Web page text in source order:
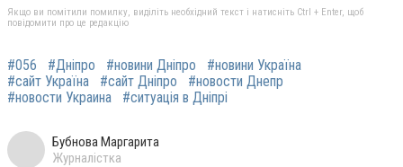
Якщо ви помітили помилку, виділіть необхідний текст і натисніть Ctrl + Enter, щоб
повідомити про це редакцію
#056 #Дніпро #новини Дніпро
#новини Україна
#сайт Україна
#сайт Дніпро
#новости Днепр
#новости Украина
#ситуація в Дніпрі
Бубнова Маргарита
Журналістка